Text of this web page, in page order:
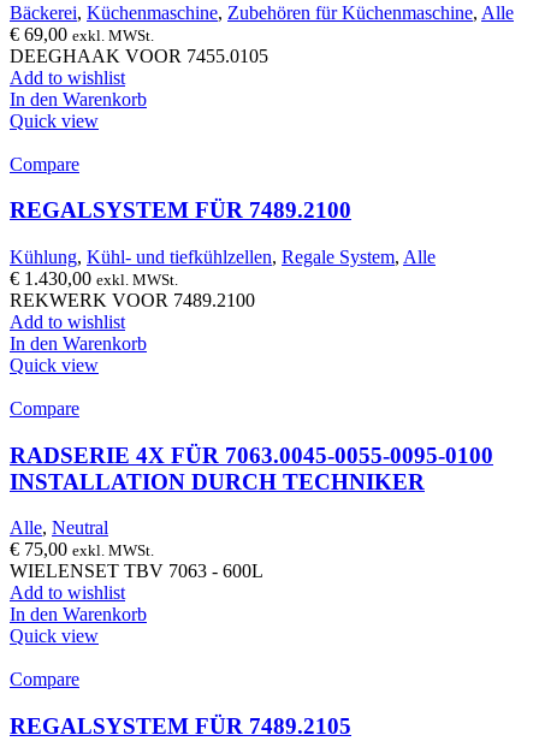
Bäckerei, Küchenmaschine, Zubehören für Küchenmaschine, Alle
€ 69,00 exkl. MWSt.
DEEGHAAK VOOR 7455.0105
Add to wishlist
In den Warenkorb
Quick view
Compare
REGALSYSTEM FÜR 7489.2100
Kühlung, Kühl- und tiefkühlzellen, Regale System, Alle
€ 1.430,00 exkl. MWSt.
REKWERK VOOR 7489.2100
Add to wishlist
In den Warenkorb
Quick view
Compare
RADSERIE 4X FÜR 7063.0045-0055-0095-0100
INSTALLATION DURCH TECHNIKER
Alle, Neutral
€ 75,00 exkl. MWSt.
WIELENSET TBV 7063 - 600L
Add to wishlist
In den Warenkorb
Quick view
Compare
REGALSYSTEM FÜR 7489.2105